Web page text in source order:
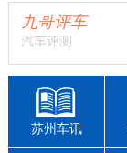
九哥评车
汽车评测
苏州车讯